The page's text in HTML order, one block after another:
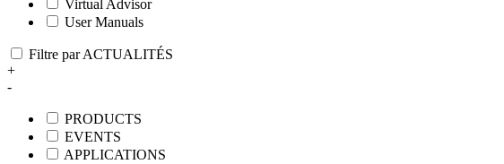
Virtual Advisor
User Manuals
Filtre par ACTUALITÉS
+
-
PRODUCTS
EVENTS
APPLICATIONS